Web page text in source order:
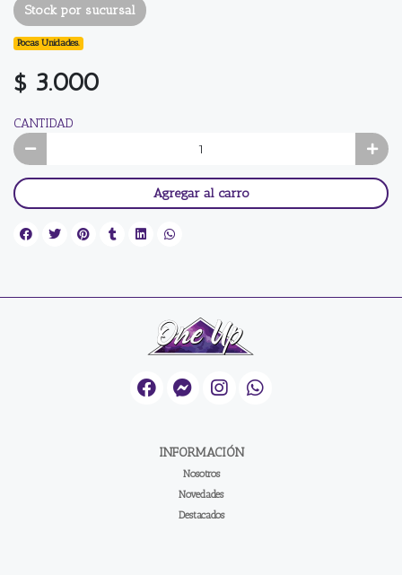
Stock por sucursal
Pocas Unidades.
$ 3.000
CANTIDAD
Agregar al carro
INFORMACIÓN
Nosotros
Novedades
Destacados